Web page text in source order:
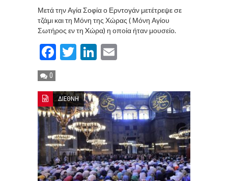
Μετά την Αγία Σοφία ο Ερντογάν μετέτρεψε σε
τζάμι και τη Μόνη της Χώρας ( Μόνη Αγίου
Σωτήρος εν τη Xώρα) η οποία ήταν μουσείο.
Facebook
TwitterLinkedIn
0
ΔΙΕΘΝΗ